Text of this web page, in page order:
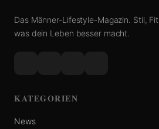
Das Männer-Lifestyle-Magazin. Stil,
was dein Leben besser macht.
KATEGORIEN
News